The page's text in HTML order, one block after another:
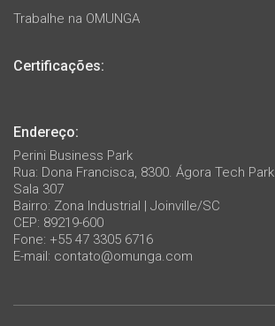
Trabalhe na OMUNGA
Certificações:
Endereço:
Perini Business Park
Rua: Dona Francisca, 8300. Ágora Tech Park
Sala 307
Bairro: Zona Industrial | Joinville/SC
CEP: 89219-600
Fone: +55 47 3305 6716
E-mail: contato@omunga.com